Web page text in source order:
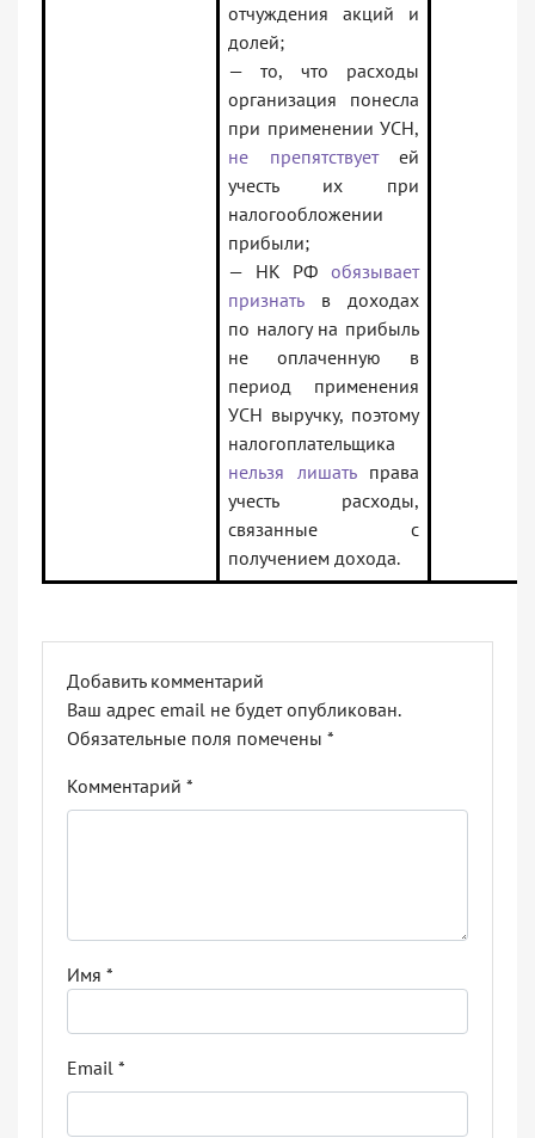
отчуждения акций и
долей;
— то, что расходы
организация понесла
при применении УСН,
не препятствуетей
учесть их при
налогообложении
прибыли;
— НК РФ обязывает
признатьв доходах
по налогу на прибыль
не оплаченную в
период применения
УСН выручку, поэтому
налогоплательщика
нельзя лишатьправа
учесть расходы,
связанные с
получением дохода.
Добавить комментарий
Ваш адрес email не будет опубликован.
Обязательные поля помечены *
Комментарий *
Имя *
Email *